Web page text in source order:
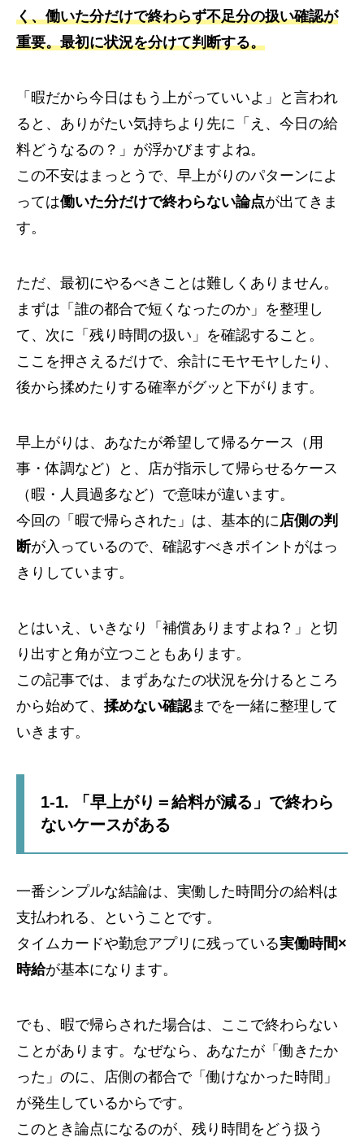
く、働いた分だけで終わらず不足分の扱い確認が
重要。最初に状況を分けて判断する。
「暇だから今日はもう上がっていいよ」と言われ
ると、ありがたい気持ちより先に「え、今日の給
料どうなるの？」が浮かびますよね。
この不安はまっとうで、早上がりのパターンによ
っては働いた分だけで終わらない論点が出てきま
す。
ただ、最初にやるべきことは難しくありません。
まずは「誰の都合で短くなったのか」を整理し
て、次に「残り時間の扱い」を確認すること。
ここを押さえるだけで、余計にモヤモヤしたり、
後から揉めたりする確率がグッと下がります。
早上がりは、あなたが希望して帰るケース（用
事・体調など）と、店が指示して帰らせるケース
（暇・人員過多など）で意味が違います。
今回の「暇で帰らされた」は、基本的に店側の判
断が入っているので、確認すべきポイントがはっ
きりしています。
とはいえ、いきなり「補償ありますよね？」と切
り出すと角が立つこともあります。
この記事では、まずあなたの状況を分けるところ
から始めて、 揉めない確認までを一緒に整理して
いきます。
1-1. 「早上がり＝給料が減る」で終わら
ないケースがある
一番シンプルな結論は、実働した時間分の給料は
支払われる、ということです。
タイムカードや勤怠アプリに残っている実働時間×
時給が基本になります。
でも、暇で帰らされた場合は、ここで終わらない
ことがあります。なぜなら、あなたが「働きたか
った」のに、店側の都合で「働けなかった時間」
が発生しているからです。
このとき論点になるのが、残り時間をどう扱う